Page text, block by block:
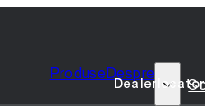
ProduseDespre
77
Dealerlocator